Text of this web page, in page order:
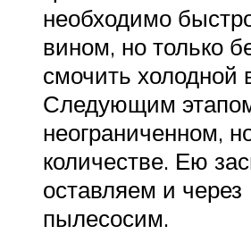
необходимо
вином, но только
смочить холодной
Следующим
неограниченном,
количестве. Ею
оставляем и
пылесосим.